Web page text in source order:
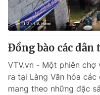
® Cấm sao chép dưới mọi
thuận bằng văn bản. Ghi rõ
thông tin từ website này.
Đồng bào các dân
VTV.vn - Một phiên
ra tại Làng Văn hóa
mang theo những đặc